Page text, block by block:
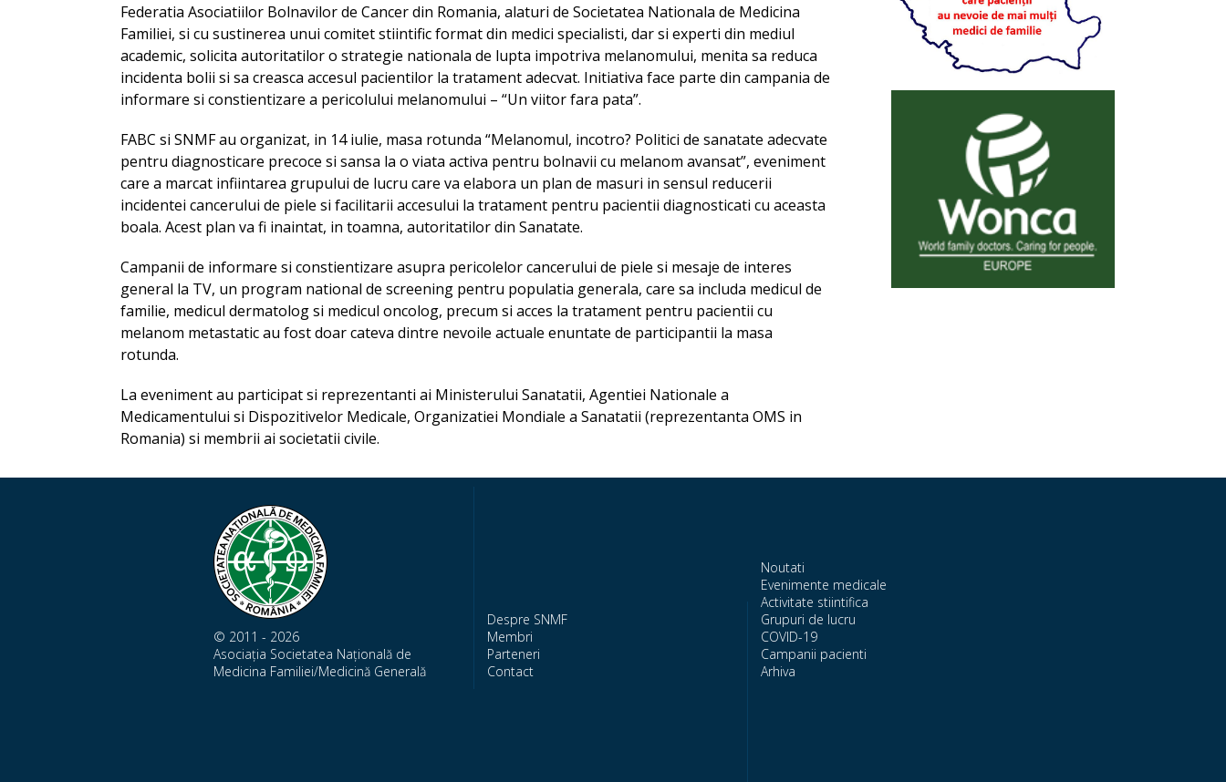
Federatia Asociatiilor Bolnavilor de Cancer din Romania, alaturi de Societatea Nationala de Medicina
Familiei, si cu sustinerea unui comitet stiintific format din medici specialisti, dar si experti din mediul
academic, solicita autoritatilor o strategie nationala de lupta impotriva melanomului, menita sa reduca
incidenta bolii si sa creasca accesul pacientilor la tratament adecvat. Initiativa face parte din campania de
informare si constientizare a pericolului melanomului – “Un viitor fara pata”.
FABC si SNMF au organizat, in 14 iulie, masa rotunda “Melanomul, incotro? Politici de sanatate adecvate
pentru diagnosticare precoce si sansa la o viata activa pentru bolnavii cu melanom avansat”, eveniment
care a marcat infiintarea grupului de lucru care va elabora un plan de masuri in sensul reducerii
incidentei cancerului de piele si facilitarii accesului la tratament pentru pacientii diagnosticati cu aceasta
boala. Acest plan va fi inaintat, in toamna, autoritatilor din Sanatate.
Campanii de informare si constientizare asupra pericolelor cancerului de piele si mesaje de interes
general la TV, un program national de screening pentru populatia generala, care sa includa medicul de
familie, medicul dermatolog si medicul oncolog, precum si acces la tratament pentru pacientii cu
melanom metastatic au fost doar cateva dintre nevoile actuale enuntate de participantii la masa
rotunda.
La eveniment au participat si reprezentanti ai Ministerului Sanatatii, Agentiei Nationale a
Medicamentului si Dispozitivelor Medicale, Organizatiei Mondiale a Sanatatii (reprezentanta OMS in
Romania) si membrii ai societatii civile.
© 2011 - 2026
Asociația Societatea Națională de
Medicina Familiei/Medicină Generală
Despre SNMF
Membri
Parteneri
Contact
Noutati
Evenimente medicale
Activitate stiintifica
Grupuri de lucru
COVID-19
Campanii pacienti
Arhiva